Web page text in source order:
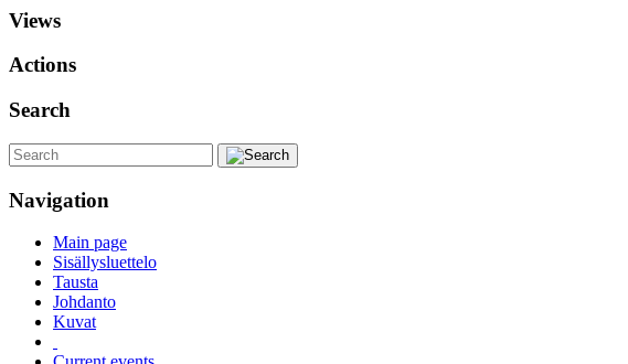
Views
Actions
Search
Navigation
Main page
Sisällysluettelo
Tausta
Johdanto
Kuvat